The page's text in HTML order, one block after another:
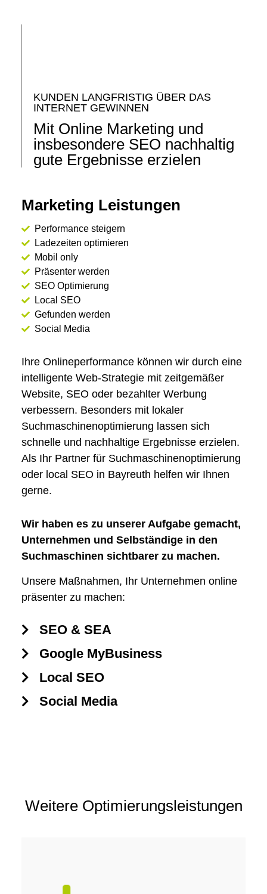
KUNDEN LANGFRISTIG ÜBER DAS
INTERNET GEWINNEN
Mit Online Marketing und
insbesondere SEO nachhaltig
gute Ergebnisse erzielen
Marketing Leistungen
Performance steigern
Ladezeiten optimieren
Mobil only
Präsenter werden
SEO Optimierung
Local SEO
Gefunden werden
Social Media
Ihre Onlineperformance können wir durch eine
intelligente Web-Strategie mit zeitgemäßer
Website, SEO oder bezahlter Werbung
verbessern. Besonders mit lokaler
Suchmaschinen­optimierung lassen sich
schnelle und nachhaltige Ergebnisse erzielen.
Als Ihr Partner für ­Suchmaschinen­­­optimierung
oder local SEO in Bayreuth helfen wir Ihnen
gerne.
Wir haben es zu unserer Aufgabe gemacht,
Unternehmen und Selbständige in den
Suchmaschinen sichtbarer zu machen.
Unsere Maßnahmen, Ihr Unternehmen online
präsenter zu machen:
SEO & SEA
Google MyBusiness
Local SEO
Social Media
Weitere Optimierungs­leistungen
SEA - ist für den schnellen Erfolg.